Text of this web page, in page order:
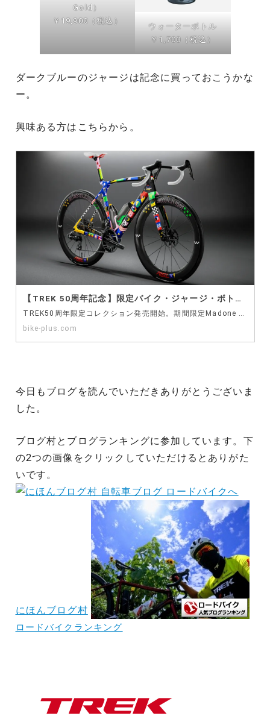
Gold）
￥19,900（税込）
ウォーターボトル
￥1,700（税込）
ダークブルーのジャージは記念に買っておこうかな
ー。
興味ある方はこちらから。
【TREK 50周年記念】限定バイク・ジャージ・ボトル・Tシャツの受注開始！ – バイクプラス
TREK50周年限定コレクション発売開始。期間限定Madone ICONは4月13日まで受注受付。数量限定ジャージ・Tシャツ・ボトルも予約受付中。今だけの特別なアニバーサリーアイテム。
bike-plus.com
今日もブログを読んでいただきありがとうございま
した。
ブログ村とブログランキングに参加しています。下
の2つの画像をクリックしていただけるとありがた
いです。
にほんブログ村
ロードバイクランキング